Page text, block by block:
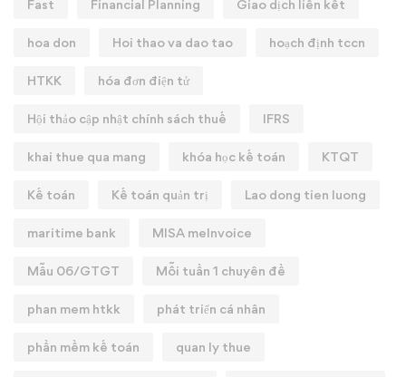
Fast Financial Planning Giao dịch liên kết
hoa don Hoi thao va dao tao hoạch định tccn
HTKK hóa đơn điện tử
Hội thảo cập nhật chính sách thuế IFRS
khai thue qua mang khóa học kế toán KTQT
Kế toán Kế toán quản trị Lao dong tien luong
maritime bank MISA meInvoice
Mẫu 06/GTGT Mỗi tuần 1 chuyên đề
phan mem htkk phát triển cá nhân
phần mềm kế toán quan ly thue